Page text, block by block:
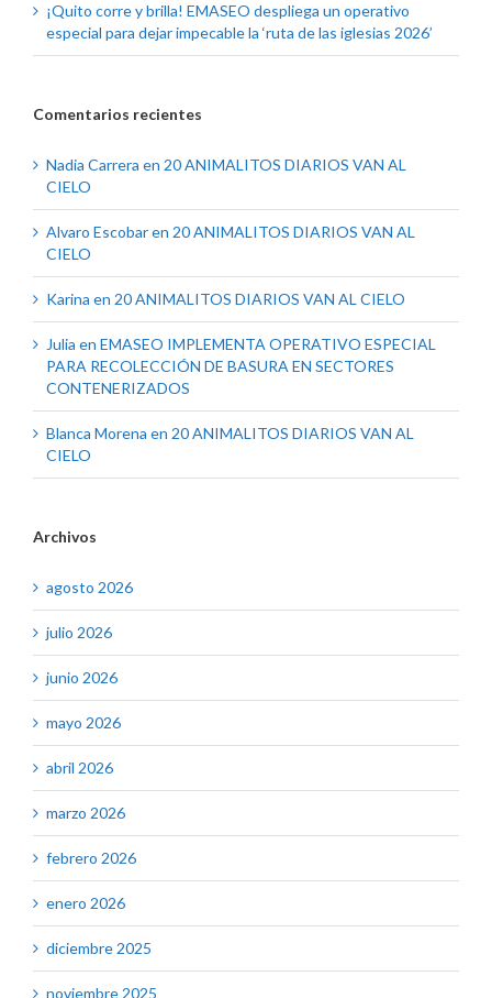
¡Quito corre y brilla! EMASEO despliega un operativo
especial para dejar impecable la ‘ruta de las iglesias 2026’
Comentarios recientes
Nadia Carrera en 20 ANIMALITOS DIARIOS VAN AL
CIELO
Alvaro Escobaren 20 ANIMALITOS DIARIOS VAN AL
CIELO
Karina en 20 ANIMALITOS DIARIOS VAN AL CIELO
Julia en EMASEO IMPLEMENTA OPERATIVO ESPECIAL
PARA RECOLECCIÓN DE BASURA EN SECTORES
CONTENERIZADOS
Blanca Morena en 20 ANIMALITOS DIARIOS VAN AL
CIELO
Archivos
agosto 2026
julio 2026
junio 2026
mayo 2026
abril 2026
marzo 2026
febrero 2026
enero 2026
diciembre 2025
noviembre 2025